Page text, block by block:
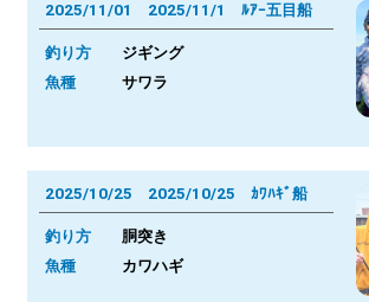
2025/11/01 2025/11/1 ﾙｱｰ五目船
釣り方 ジギング
魚種 サワラ
2025/10/25 2025/10/25 ｶﾜﾊｷﾞ船
釣り方 胴突き
魚種 カワハギ